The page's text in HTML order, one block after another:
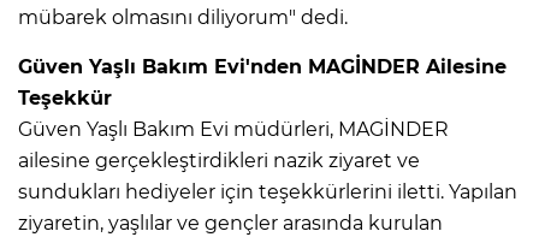
mübarek olmasını diliyorum" dedi.
Güven Yaşlı Bakım Evi'nden MAGİNDER Ailesine
Teşekkür
Güven Yaşlı Bakım Evi müdürleri, MAGİNDER
ailesine gerçekleştirdikleri nazik ziyaret ve
sundukları hediyeler için teşekkürlerini iletti. Yapılan
ziyaretin, yaşlılar ve gençler arasında kurulan